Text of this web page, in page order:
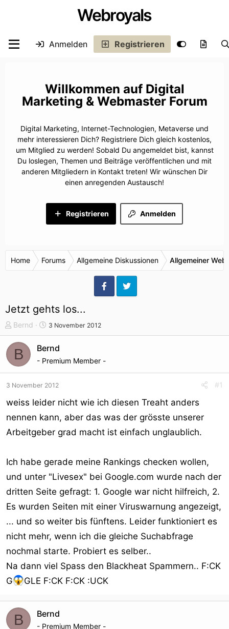
Webroyals
Anmelden Registrieren
Digital
Marketing & Webmaster Forum
Digital Marketing, Internet-Technologien, Metaverse und
mehr interessieren Dich? Registriere Dich gleich kostenlos,
um Mitglied zu werden! Sobald Du angemeldet bist, kannst
Du loslegen, Themen und Beiträge veröffentlichen und mit
anderen Mitgliedern in Kontakt treten! Wir wünschen Dir
einen anregenden Austausch!
Anmelden
Registrieren
Home Forums Allgemeine Diskussionen Allgemeiner
Jetzt gehts los...
T
h
e
m
e
s
t
r
t
Bernd
S
t
a
a
t
m
3 November 2012
B Bernd
- Premium Member -
3 November 2012 #1
weiss leider nicht wie ich diesen Treaht anders
nennen kann, aber das was der grösste unserer
Arbeitgeber grad macht ist einfach unglaublich.
Ich habe gerade meine Rankings checken wollen,
und unter "Livesex" bei Google.com wurde nach der
dritten Seite gefragt: 1. Google war nicht hilfreich, 2.
Es wurden Seiten mit einer Viruswarnung angezeigt,
... und so weiter bis fünftens. Leider funktioniert es
nicht mehr, wenn ich die gleiche Suchabfrage
nochmal starte. Probiert es selber..
Na dann viel Spass den Blackheat Spammern.. F:CK
G
GLE F:CK F:CK :UCK
B Bernd
- Premium Member -